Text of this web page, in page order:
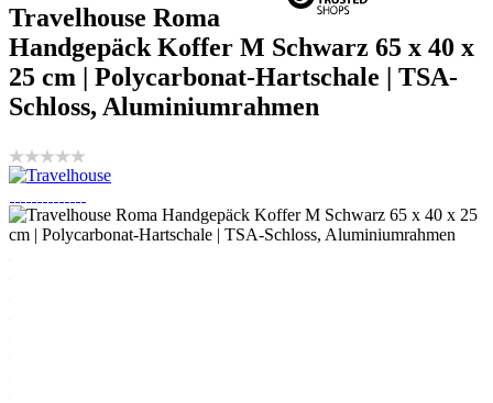
Travelhouse Roma
Handgepäck Koffer M Schwarz 65 x 40 x
25 cm | Polycarbonat-Hartschale | TSA-
Schloss, Aluminiumrahmen